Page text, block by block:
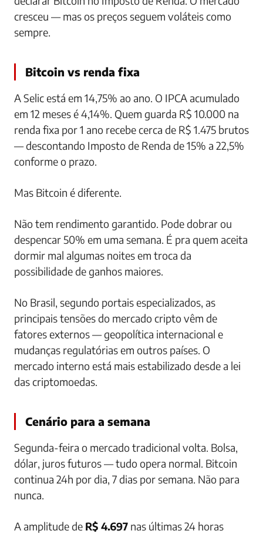
cresceu — mas os preços seguem voláteis como
sempre.
Bitcoin vs renda fixa
A Selic está em 14,75% ao ano. O IPCA acumulado
em 12 meses é 4,14%. Quem guarda R$ 10.000 na
renda fixa por 1 ano recebe cerca de R$ 1.475 brutos
— descontando Imposto de Renda de 15% a 22,5%
conforme o prazo.
Mas Bitcoin é diferente.
Não tem rendimento garantido. Pode dobrar ou
despencar 50% em uma semana. É pra quem aceita
dormir mal algumas noites em troca da
possibilidade de ganhos maiores.
No Brasil, segundo portais especializados, as
principais tensões do mercado cripto vêm de
fatores externos — geopolítica internacional e
mudanças regulatórias em outros países. O
mercado interno está mais estabilizado desde a lei
das criptomoedas.
Cenário para a semana
Segunda-feira o mercado tradicional volta. Bolsa,
dólar, juros futuros — tudo opera normal. Bitcoin
continua 24h por dia, 7 dias por semana. Não para
nunca.
A amplitude de R$ 4.697 nas últimas 24 horas